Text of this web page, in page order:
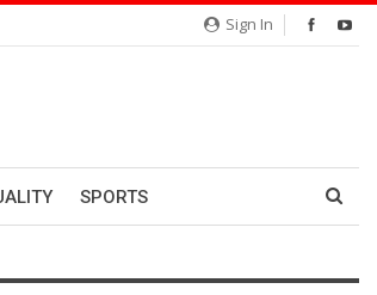
Sign In
SPORTS